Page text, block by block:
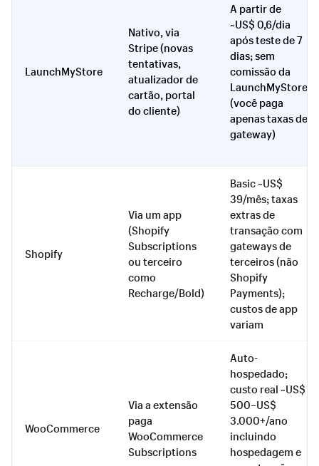
LaunchMyStore
Nativo, via
Stripe (novas
tentativas,
atualizador de
cartão, portal
do cliente)
A partir de
~US$ 0,6/dia
após teste de 7
dias; sem
comissão da
LaunchMyStore
(você paga
apenas taxas de
gateway)
Shopify
Via um app
(Shopify
Subscriptions
ou terceiro
como
Recharge/Bold)
Basic ~US$
39/mês; taxas
extras de
transação com
gateways de
terceiros (não
Shopify
Payments);
custos de app
variam
WooCommerce
Via a extensão
paga
WooCommerce
Subscriptions
Auto-
hospedado;
custo real ~US$
500–US$
3.000+/ano
incluindo
hospedagem e